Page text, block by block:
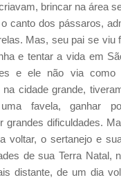
brincar na área
canto dos pássaros,
Mas, seu pai se viu
e tentar a vida em
e ele não via como
cidade grande,
favela, ganhar
grandes dificuldades.
voltar, o sertanejo e
de sua Terra Natal,
distante, de um dia